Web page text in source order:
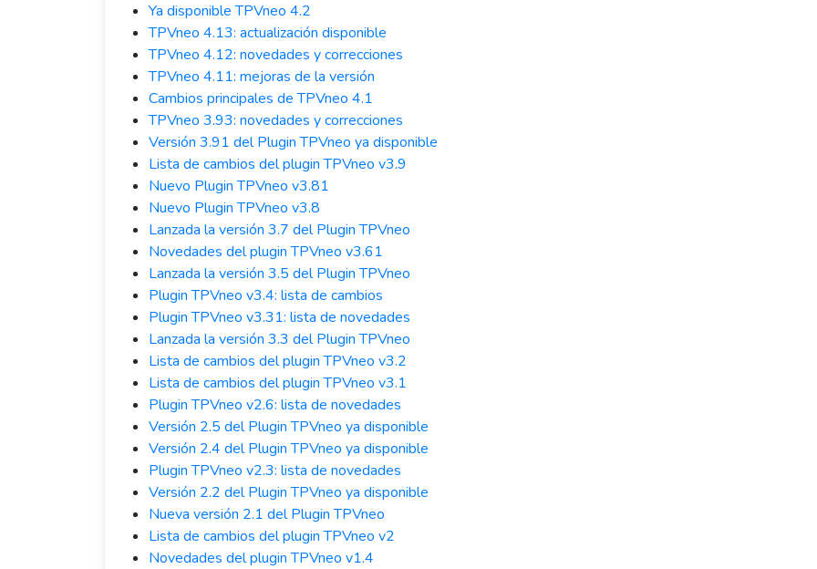
Ya disponible TPVneo 4.2
TPVneo 4.13: actualización disponible
TPVneo 4.12: novedades y correcciones
TPVneo 4.11: mejoras de la versión
Cambios principales de TPVneo 4.1
TPVneo 3.93: novedades y correcciones
Versión 3.91 del Plugin TPVneo ya disponible
Lista de cambios del plugin TPVneo v3.9
Nuevo Plugin TPVneo v3.81
Nuevo Plugin TPVneo v3.8
Lanzada la versión 3.7 del Plugin TPVneo
Novedades del plugin TPVneo v3.61
Lanzada la versión 3.5 del Plugin TPVneo
Plugin TPVneo v3.4: lista de cambios
Plugin TPVneo v3.31: lista de novedades
Lanzada la versión 3.3 del Plugin TPVneo
Lista de cambios del plugin TPVneo v3.2
Lista de cambios del plugin TPVneo v3.1
Plugin TPVneo v2.6: lista de novedades
Versión 2.5 del Plugin TPVneo ya disponible
Versión 2.4 del Plugin TPVneo ya disponible
Plugin TPVneo v2.3: lista de novedades
Versión 2.2 del Plugin TPVneo ya disponible
Nueva versión 2.1 del Plugin TPVneo
Lista de cambios del plugin TPVneo v2
Novedades del plugin TPVneo v1.4